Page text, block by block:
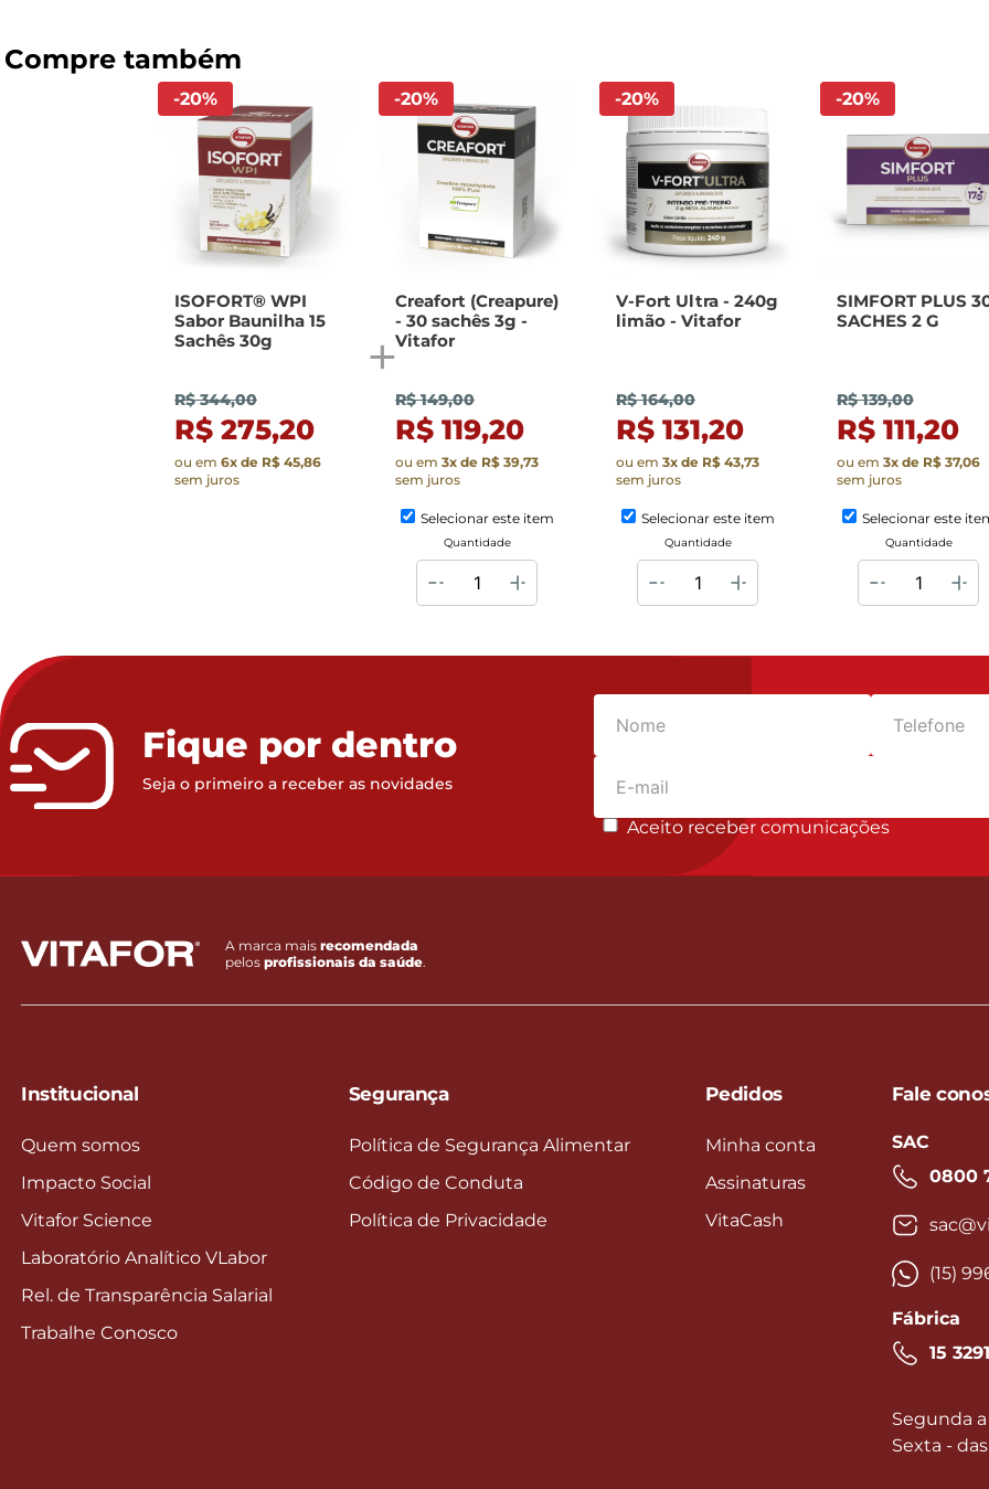
-20%
ISOFORT® WPI
Sabor Baunilha 15
Sachês 30g
R$ 344,00
R$ 275,20
ou em 6x de R$ 45,86
sem juros
-20%
Creafort (Creapure)
- 30 sachês 3g -
Vitafor
R$ 149,00
R$ 119,20
ou em 3x de R$ 39,73
sem juros
Selecionar este item
Quantidade
-20%
V-Fort Ultra - 240g
limão - Vitafor
R$ 164,00
R$ 131,20
ou em 3x de R$ 43,73
sem juros
Selecionar este item
Quantidade
-20%
SIMFORT PLUS
SACHES 2 G
R$ 139,00
R$ 111,20
ou em 3x de R$ 37,06
sem juros
Selecionar este
Quantidade
Fique por dentro
Seja o primeiro a receber as novidades
Aceito receber comunicações
A marca mais recomendada
pelos profissionais da saúde.
Institucional
Quem somos
Impacto Social
Vitafor Science
Laboratório Analítico VLabor
Rel. de Transparência Salarial
Trabalhe Conosco
Segurança
Política de Segurança Alimentar
Código de Conduta
Política de Privacidade
Pedidos
Minha conta
Assinaturas
VitaCash
Fale
SAC
0800
(15)
Fábrica
15
Segunda
Sexta -